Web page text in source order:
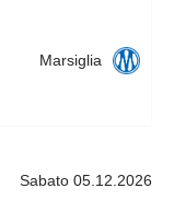
Marsiglia
Sabato 05.12.2026